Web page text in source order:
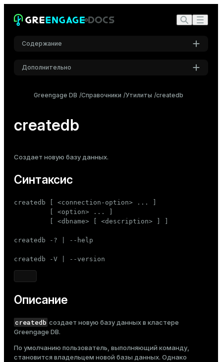
Содержание
Синтаксис
Параметры подключения
Дополнительно
Roboto Mono
Средний
Greengage DB Справочники Утилиты createdb
createdb
Создает новую базу данных.
Синтаксис
createdb [ <connection-option> ... ]
         [ <option> ... ]
         [ <dbname> [ <description> ] ]
createdb -? | --help
createdb -V | --version
Описание
createdb создает новую базу данных в кластере
Greengage DB.
По умолчанию пользователь, выполняющий команду,
становится владельцем новой базы данных. Однако